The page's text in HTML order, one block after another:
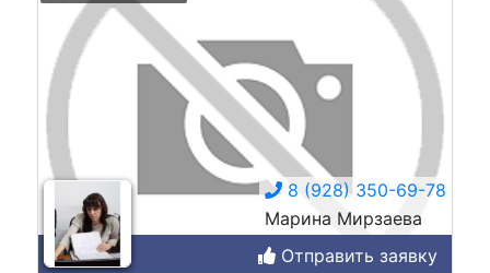
8 (928) 350-69-78
Марина Мирзаева
Отправить заявку